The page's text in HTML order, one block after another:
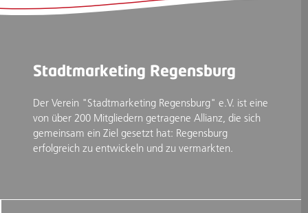
Stadtmarketing Regensburg
Der Verein "Stadtmarketing Regensburg" e.V. ist eine
von über 200 Mitgliedern getragene Allianz, die sich
gemeinsam ein Ziel gesetzt hat: Regensburg
erfolgreich zu entwickeln und zu vermarkten.